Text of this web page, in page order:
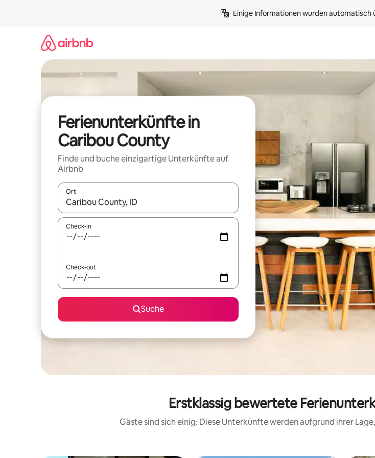
Einige Informationen wurden automatisch
Ferienunterkünfte in
Caribou County
Finde und buche einzigartige Unterkünfte auf
Airbnb
Ort
Wenn Ergebnisse verfügbar sind, navigiere mit den Pfeiltasten nach oben und unten oder
Check-in
Check-out
Suche
Erstklassig bewertete
Gäste sind sich einig: Diese Unterkünfte werden aufgrund ihrer